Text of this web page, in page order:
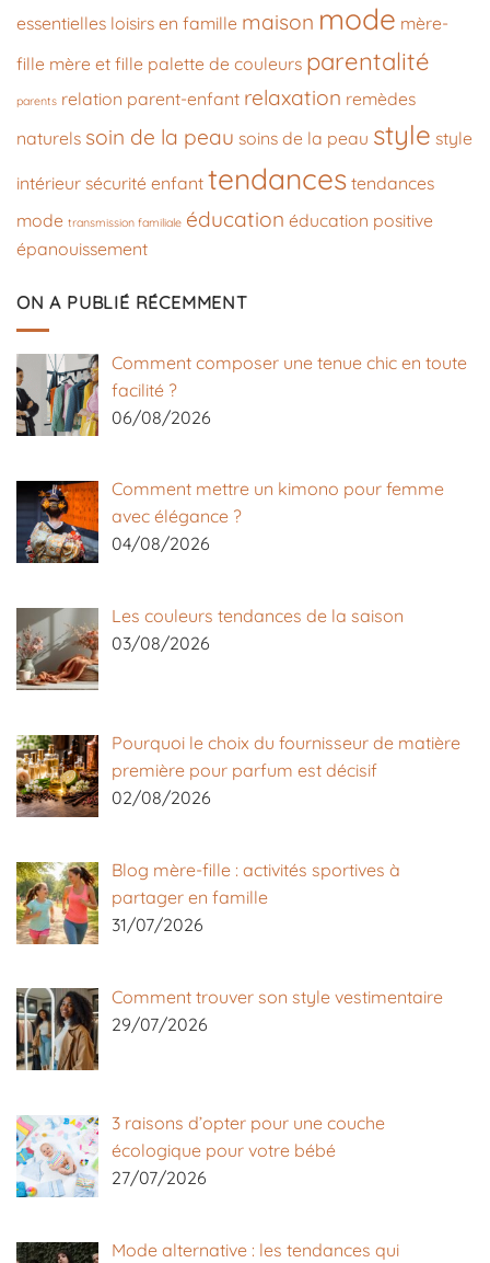
essentielles loisirs en famille maison mode mère-
fille mère et fille palette de couleurs parentalité
parents relation parent-enfant relaxation remèdes
naturels soin de la peau soins de la peau style style
intérieur sécurité enfant tendances tendances
mode transmission familiale éducation éducation positive
épanouissement
ON A PUBLIÉ RÉCEMMENT
Comment composer une tenue chic en toute
facilité ?
06/08/2026
Comment mettre un kimono pour femme
avec élégance ?
04/08/2026
Les couleurs tendances de la saison
03/08/2026
Pourquoi le choix du fournisseur de matière
première pour parfum est décisif
02/08/2026
Blog mère-fille : activités sportives à
partager en famille
31/07/2026
Comment trouver son style vestimentaire
29/07/2026
3 raisons d’opter pour une couche
écologique pour votre bébé
27/07/2026
Mode alternative : les tendances qui